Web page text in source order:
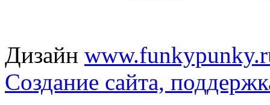
Дизайн
Создание сайта,